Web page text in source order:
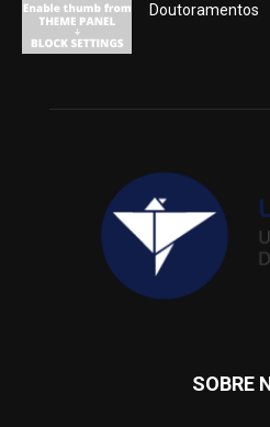
Doutoramentos
SOBRE